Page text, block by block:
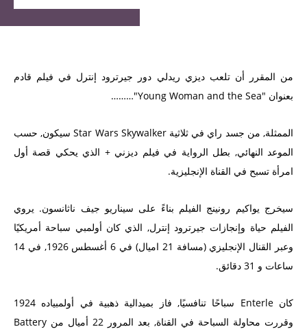
من المقرر أن تلعب ديزي ريدلي دور جيرترود إنترل في فيلم قادم
بعنوان "Young Woman and the Sea"………
الممثلة, من جسد راي في ثلاثية Star Wars Skywalker سيكون, حسب
الموعد النهائي, بطل الرواية في فيلم ديزني + الذي يحكي قصة أول
امرأة تسبح في القناة الإنجليزية.
سيخرج يواكيم رونينج الفيلم بناءً على سيناريو جيف ناثانسون. يروي
الفيلم حياة وإنجازات جيرترود إنترل, الذي كان أولمبي سباحة أمريكيًا
وعبر القنال الإنجليزي (مسافة 21 اميال) في 6 أغسطس 1926, في 14
ساعات و 31 دقائق.
كان Enterle سباحًا تنافسيًا, فاز بميدالية ذهبية في أولمبياده 1924
وقررت محاولة السباحة في القناة, بعد المرور 22 أميال من Battery